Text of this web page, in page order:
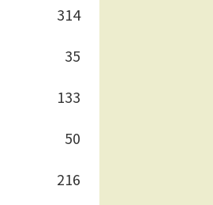
314
35
133
50
216